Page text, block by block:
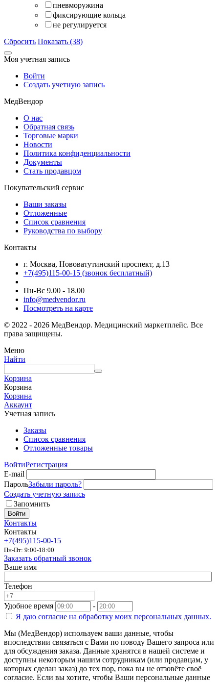
пневморужина
фиксирующие кольца
не регулируется
Сбросить Показать (38)
Моя учетная запись
Войти
Создать учетную запись
МедВендор
О нас
Обратная связь
Торговые марки
Новости
Политика конфиденциальности
Документы
Стать продавцом
Покупательский сервис
Ваши заказы
Отложенные
Список сравнения
Руководства по выбору
Контакты
г. Москва, Нововатутинский проспект, д.13
+7(495)115-00-15 (звонок бесплатный)
Пн-Вс 9.00 - 18.00
info@medvendor.ru
Посмотреть на карте
© 2022 - 2026 МедВендор. Медицинский маркетплейс. Все
права защищены.
Меню
Найти
Корзина
Корзина
Корзина
Аккаунт
Учетная запись
Заказы
Список сравнения
Отложенные товары
ВойтиРегистрация
E-mail
ПарольЗабыли пароль?
Создать учетную запись
Запомнить
Войти
Контакты
Контакты
+7(495)115-00-15
Пн-Пт: 9:00-18:00
Заказать обратный звонок
Ваше имя
Телефон
Удобное время
-
Я даю согласие на обработку моих персональных данных.
Мы (МедВендор) используем ваши данные, чтобы
впоследствии связаться с Вами по поводу Вашего запроса или
для обсуждения заказа. Данные хранятся в нашей системе и
доступны некоторым нашим сотрудникам (или продавцам, у
которых сделан заказ) до тех пор, пока вы не отзовёте своё
согласие. Если вы хотите, чтобы Ваши персональные данные